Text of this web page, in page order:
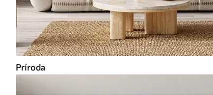
Príroda